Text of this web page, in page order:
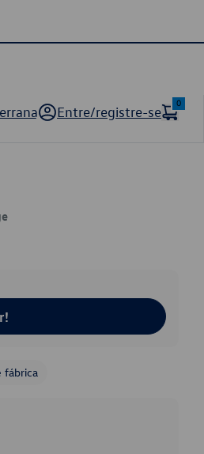
Entre/registre-se
0
fábrica